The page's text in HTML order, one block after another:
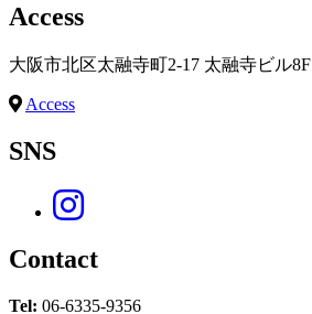
Access
大阪市北区太融寺町2-17 太融寺ビル8F
Access
SNS
Contact
Tel: 06-6335-9356